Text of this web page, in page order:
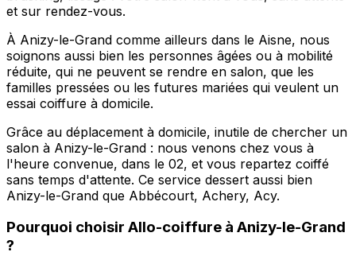
et sur rendez-vous.
À Anizy-le-Grand comme ailleurs dans le Aisne, nous
soignons aussi bien les personnes âgées ou à mobilité
réduite, qui ne peuvent se rendre en salon, que les
familles pressées ou les futures mariées qui veulent un
essai coiffure à domicile.
Grâce au déplacement à domicile, inutile de chercher un
salon à Anizy-le-Grand : nous venons chez vous à
l'heure convenue, dans le 02, et vous repartez coiffé
sans temps d'attente. Ce service dessert aussi bien
Anizy-le-Grand que Abbécourt, Achery, Acy.
Pourquoi choisir Allo-coiffure à Anizy-le-Grand
?